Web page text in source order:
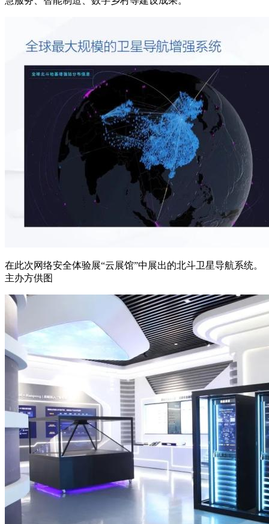
在此次网络安全体验展“云展馆”中展出的北斗卫星导航系统。
主办方供图